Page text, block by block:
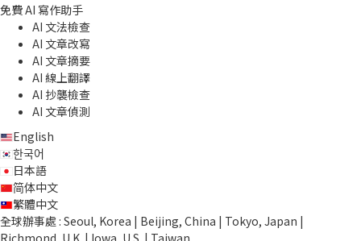
免費 AI 寫作助手
AI 文法檢查
AI 文章改寫
AI 文章摘要
AI 線上翻譯
AI 抄襲檢查
AI 文章偵測
English
한국어
日本語
简体中文
繁體中文
全球辦事處 : Seoul, Korea | Beijing, China | Tokyo, Japan |
Richmond, U.K. | Iowa, U.S. | Taiwan